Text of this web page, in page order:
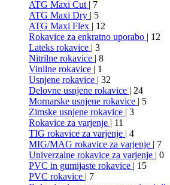
ATG Maxi Cut | 7
ATG Maxi Dry | 5
ATG Maxi Flex | 12
Rokavice za enkratno uporabo | 12
Lateks rokavice | 3
Nitrilne rokavice | 8
Vinilne rokavice | 1
Usnjene rokavice | 32
Delovne usnjene rokavice | 24
Mornarske usnjene rokavice | 5
Zimske usnjene rokavice | 3
Rokavice za varjenje | 11
TIG rokavice za varjenje | 4
MIG/MAG rokavice za varjenje | 7
Univerzalne rokavice za varjenje | 0
PVC in gumijaste rokavice | 15
PVC rokavice | 7